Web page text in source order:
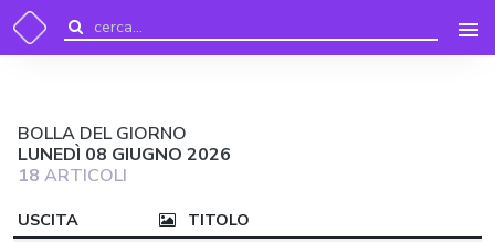
BOLLA DEL GIORNO
LUNEDÌ 08 GIUGNO 2026
18 ARTICOLI
USCITA
TITOLO